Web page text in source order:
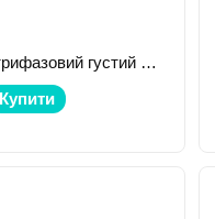
Гель для нарощення трифазовий густий NUB Builder Gel №04 12 мл
Купити